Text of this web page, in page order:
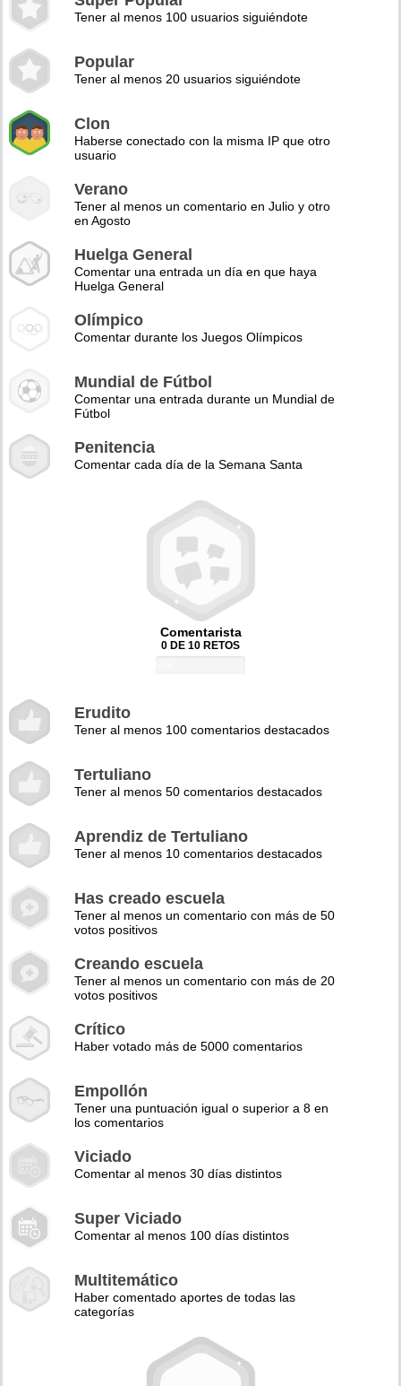
Tener al menos 100 usuarios siguiéndote
Popular
Tener al menos 20 usuarios siguiéndote
Clon
Haberse conectado con la misma IP que otro
usuario
Verano
Tener al menos un comentario en Julio y otro
en Agosto
Huelga General
Comentar una entrada un día en que haya
Huelga General
Olímpico
Comentar durante los Juegos Olímpicos
Mundial de Fútbol
Comentar una entrada durante un Mundial de
Fútbol
Penitencia
Comentar cada día de la Semana Santa
Comentarista
0 DE 10 RETOS
Erudito
Tener al menos 100 comentarios destacados
Tertuliano
Tener al menos 50 comentarios destacados
Aprendiz de Tertuliano
Tener al menos 10 comentarios destacados
Has creado escuela
Tener al menos un comentario con más de 50
votos positivos
Creando escuela
Tener al menos un comentario con más de 20
votos positivos
Crítico
Haber votado más de 5000 comentarios
Empollón
Tener una puntuación igual o superior a 8 en
los comentarios
Viciado
Comentar al menos 30 días distintos
Super Viciado
Comentar al menos 100 días distintos
Multitemático
Haber comentado aportes de todas las
categorías